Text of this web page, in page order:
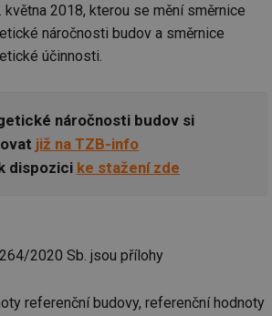
2018, kterou se mění směrnice
náročnosti budov a směrnice
účinnosti.
náročnosti budov si
již na TZB-info
dispozici ke stažení zde
2020 Sb. jsou přílohy
referenční budovy, referenční hodnoty